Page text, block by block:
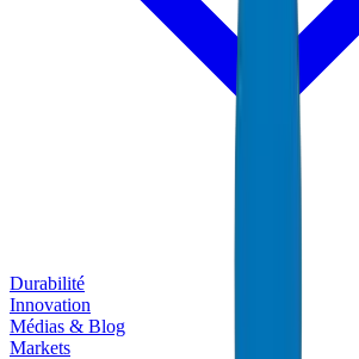
Durabilité
Innovation
Médias & Blog
Markets